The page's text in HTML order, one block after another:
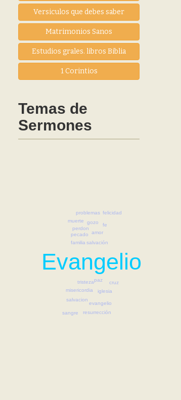
Versiculos que debes saber
Matrimonios Sanos
Estudios grales. libros Biblia
1 Corintios
Temas de
Sermones
Evangelio
salvación
tristeza
amor
misericordia
pecado
paz
familia
iglesia
fe
gozo
perdon
salvacion
evangelio
cruz
felicidad
problemas
sangre resurrección
muerte